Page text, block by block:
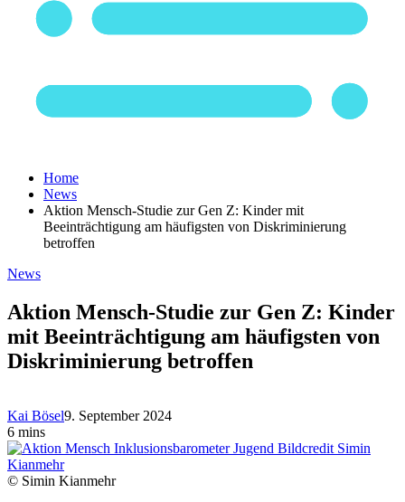
Home
News
Aktion Mensch-Studie zur Gen Z: Kinder mit
Beeinträchtigung am häufigsten von Diskriminierung
betroffen
News
Aktion Mensch-Studie zur Gen Z: Kinder
mit Beeinträchtigung am häufigsten von
Diskriminierung betroffen
Kai Bösel9. September 2024
6 mins
© Simin Kianmehr